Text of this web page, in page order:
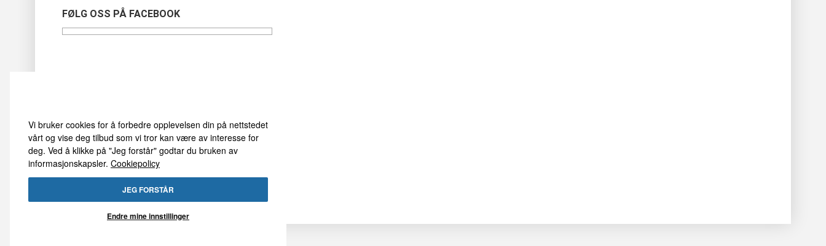
Vi bruker cookies for å forbedre opplevelsen din på nettstedet
vårt og vise deg tilbud som vi tror kan være av interesse for
deg. Ved å klikke på "Jeg forstår" godtar du bruken av
informasjonskapsler. Cookiepolicy
JEG FORSTÅR
Endre mine innstillinger
FØLG OSS PÅ FACEBOOK